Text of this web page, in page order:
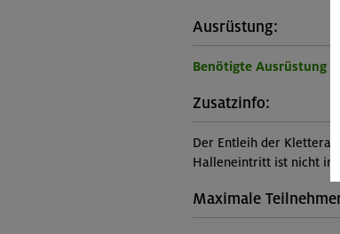
Ausrüstung:
Benötigte Ausrüstung
Zusatzinfo:
Der Entleih der
Halleneintritt ist nicht im
Maximale